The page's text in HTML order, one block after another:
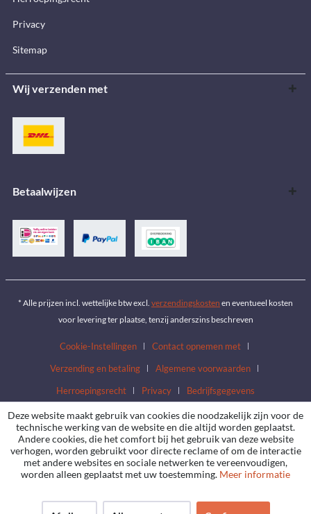
Privacy
Sitemap
Wij verzenden met
Betaalwijzen
* Alle prijzen incl. wettelijke btw excl. verzendingskosten en eventueel kosten
voor levering ter plaatse, tenzij anderszins beschreven
Cookie-Instellingen
Contact opnemen met
Verzending en betaling
Algemene voorwaarden
Herroepingsrecht
Privacy Bedrijfsgegevens
Deze website maakt gebruik van cookies die noodzakelijk zijn voor de
technische werking van de website en die altijd worden geplaatst.
Andere cookies, die het comfort bij het gebruik van deze website
verhogen, worden gebruikt voor directe reclame of om de interactie
met andere websites en sociale netwerken te vereenvoudigen,
worden alleen geplaatst met uw toestemming. Meer informatie